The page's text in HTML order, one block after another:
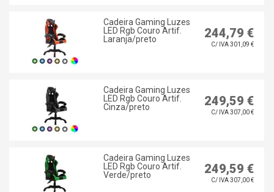
Cadeira Gaming Luzes
LED Rgb Couro Artif.
Laranja/preto
244,79 €
C/ IVA 301,09 €
Cadeira Gaming Luzes
LED Rgb Couro Artif.
Cinza/preto
249,59 €
C/ IVA 307,00 €
Cadeira Gaming Luzes
LED Rgb Couro Artif.
Verde/preto
249,59 €
C/ IVA 307,00 €